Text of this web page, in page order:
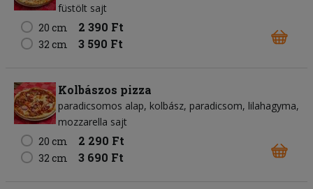
füstölt sajt
20 cm
2 390 Ft
32 cm 3 590 Ft
Kolbászos pizza
paradicsomos alap kolbász paradicsom lilahagyma
mozzarella sajt
20 cm
2 290 Ft
32 cm 3 690 Ft